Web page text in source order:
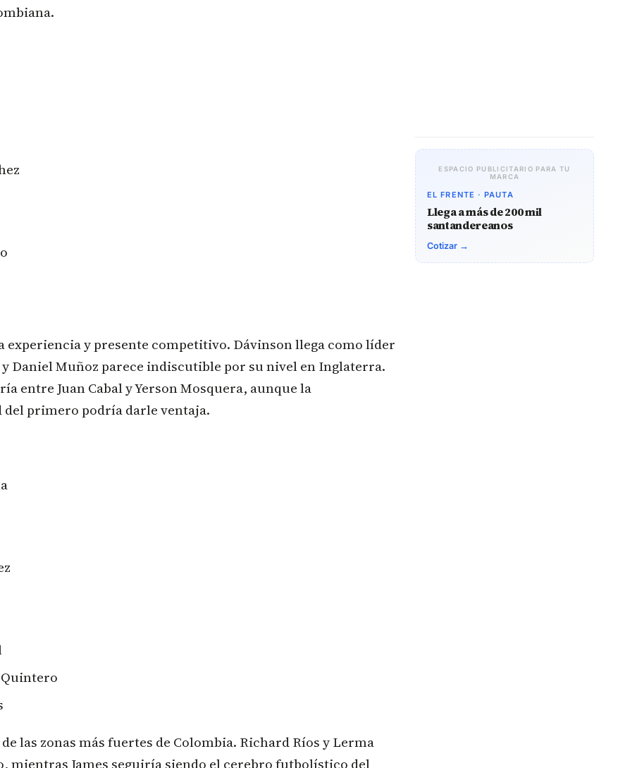
experiencia y presente competitivo. Dávinson llega como líder
y Daniel Muñoz parece indiscutible por su nivel en Inglaterra.
entre Juan Cabal y Yerson Mosquera, aunque la
primero podría darle ventaja.
las zonas más fuertes de Colombia. Richard Ríos y Lerma
mientras James seguiría siendo el cerebro futbolístico del
ESPACIO PUBLICITARIO PARA TU
MARCA
EL FRENTE · PAUTA
Llega a más de 200 mil
santandereanos
Cotizar →